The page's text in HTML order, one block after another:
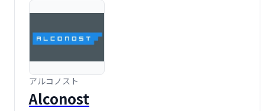
アルコノスト
Alconost